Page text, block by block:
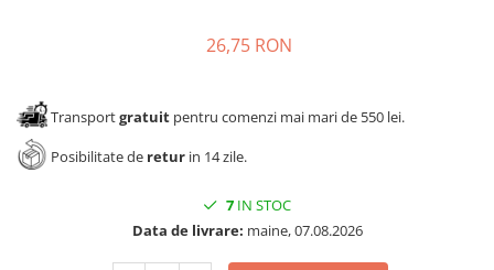
26,75 RON
Transportgratuit pentru comenzi mai mari de 550 lei.
Posibilitate de retur in 14 zile.
7 IN STOC
Data de livrare: maine, 07.08.2026